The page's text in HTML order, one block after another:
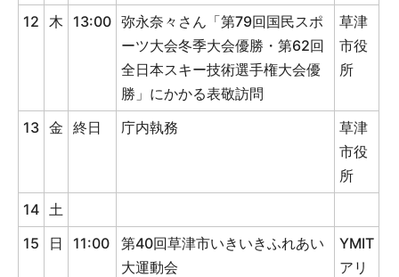
12
木 13:00 弥永奈々さん「第79回国民スポ
ーツ大会冬季大会優勝・第62回
全日本スキー技術選手権大会優
勝」にかかる表敬訪問
草津
市役
所
13 金 終日 庁内執務
草津
市役
所
14 土
15
日 11:00
第40回草津市いきいきふれあい
大運動会
YMIT
アリ